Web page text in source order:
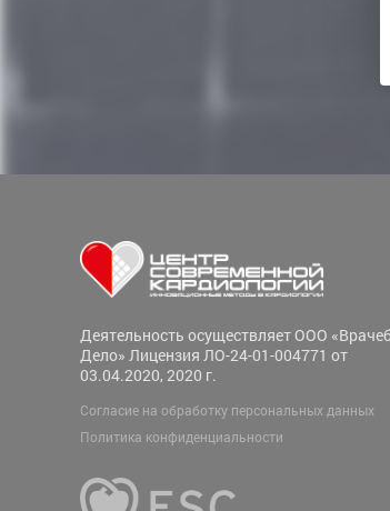
Деятельность осуществляет ООО
Дело» Лицензия ЛО-24-01-004771 от
03.04.2020, 2020 г.
Согласие на обработку персональных данных
Политика конфиденциальности